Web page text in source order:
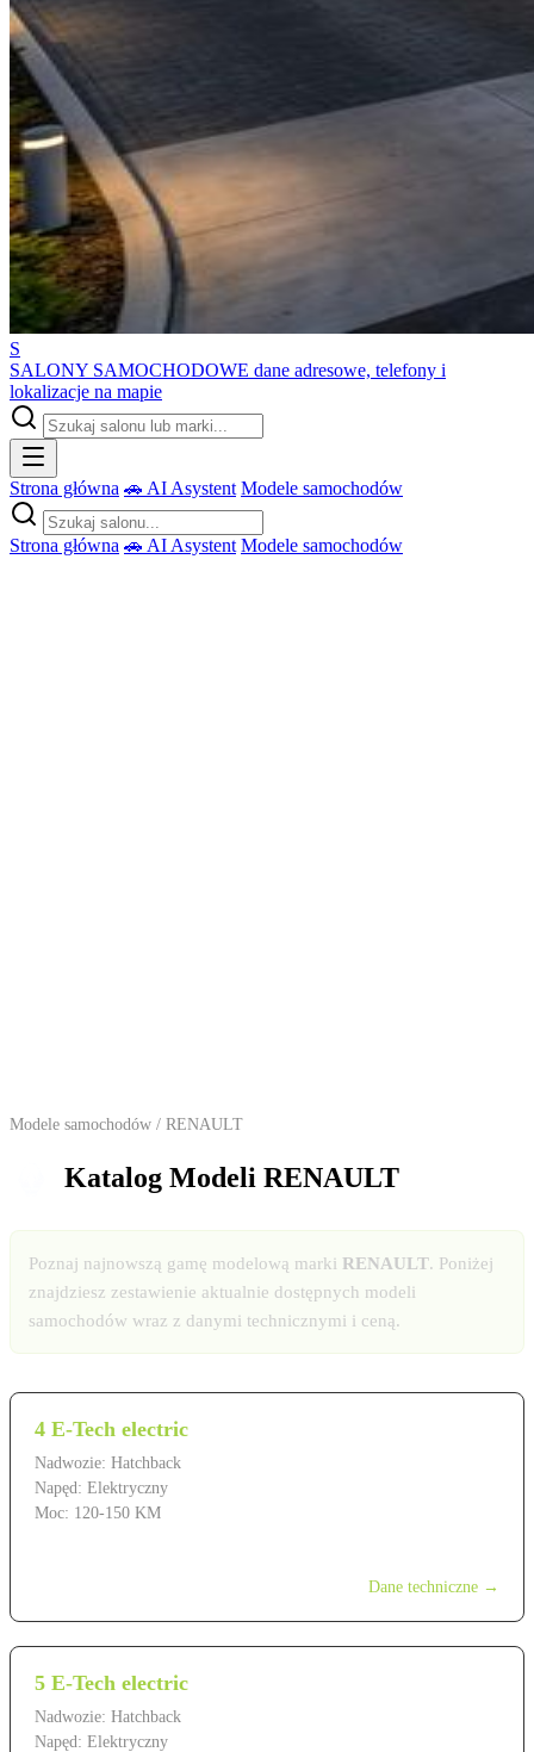
S
SALONY SAMOCHODOWE dane adresowe, telefony i
lokalizacje na mapie
Strona główna 🚗 AI Asystent Modele samochodów
Strona główna 🚗 AI Asystent Modele samochodów
Modele samochodów / RENAULT
Katalog Modeli RENAULT
Poznaj najnowszą gamę modelową marki RENAULT. Poniżej
znajdziesz zestawienie aktualnie dostępnych modeli
samochodów wraz z danymi technicznymi i ceną.
4 E-Tech electric
Nadwozie: Hatchback
Napęd: Elektryczny
Moc: 120-150 KM
Dane techniczne →
5 E-Tech electric
Nadwozie: Hatchback
Napęd: Elektryczny